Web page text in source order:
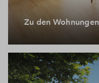
Zu den Wohnungen